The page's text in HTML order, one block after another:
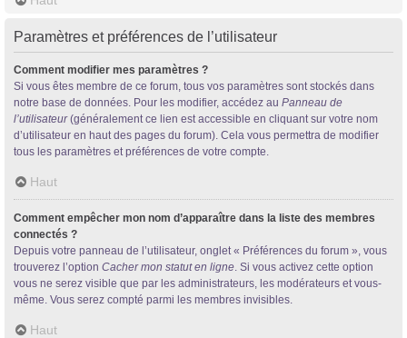
Paramètres et préférences de l’utilisateur
Comment modifier mes paramètres ?
Si vous êtes membre de ce forum, tous vos paramètres sont stockés dans
notre base de données. Pour les modifier, accédez au Panneau de
l’utilisateur(généralement ce lien est accessible en cliquant sur votre nom
d’utilisateur en haut des pages du forum). Cela vous permettra de modifier
tous les paramètres et préférences de votre compte.
Haut
Comment empêcher mon nom d’apparaître dans la liste des membres
connectés ?
Depuis votre panneau de l’utilisateur, onglet « Préférences du forum », vous
trouverez l’option Cacher mon statut en ligne. Si vous activez cette option
vous ne serez visible que par les administrateurs, les modérateurs et vous-
même. Vous serez compté parmi les membres invisibles.
Haut